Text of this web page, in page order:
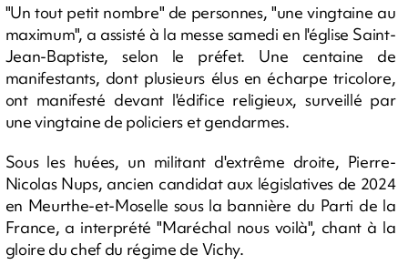
"Un tout petit nombre" de personnes, "une vingtaine au
maximum", a assisté à la messe samedi en l'église Saint-
Jean-Baptiste, selon le préfet. Une centaine de
manifestants, dont plusieurs élus en écharpe tricolore,
ont manifesté devant l'édifice religieux, surveillé par
une vingtaine de policiers et gendarmes.
Sous les huées, un militant d'extrême droite, Pierre-
Nicolas Nups, ancien candidat aux législatives de 2024
en Meurthe-et-Moselle sous la bannière du Parti de la
France, a interprété "Maréchal nous voilà", chant à la
gloire du chef du régime de Vichy.